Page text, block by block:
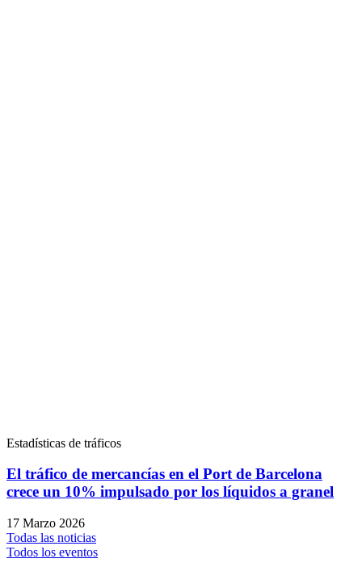
Estadísticas de tráficos
El tráfico de mercancías en el Port de Barcelona
crece un 10% impulsado por los líquidos a granel
17 Marzo 2026
Todas las noticias
Todos los eventos